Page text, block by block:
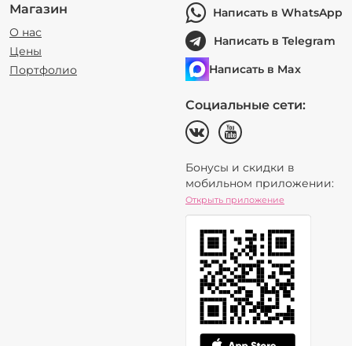
Магазин
О нас
Цены
Портфолио
Написать в WhatsApp
Написать в Telegram
Написать в Max
Социальные сети:
Бонусы и скидки в
мобильном приложении:
Открыть приложение